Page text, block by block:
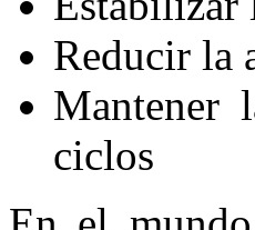
Reducir la
Mantener
ciclos